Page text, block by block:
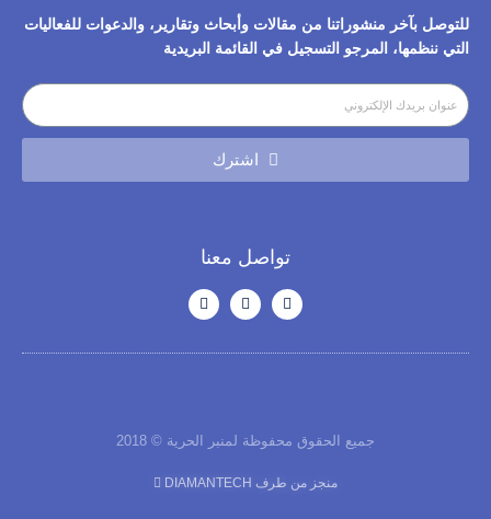
للتوصل بآخر منشوراتنا من مقالات وأبحاث وتقارير، والدعوات للفعاليات
التي ننظمها، المرجو التسجيل في القائمة البريدية​
اشترك
تواصل معنا
جميع الحقوق محفوظة لمنبر الحرية © 2018
منجز من طرف DIAMANTECH